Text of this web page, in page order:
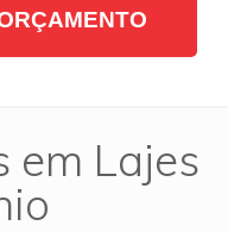
em Lajes